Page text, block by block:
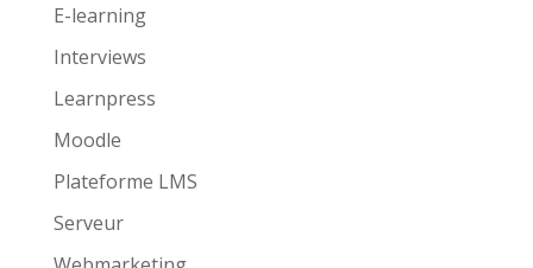
E-learning
Interviews
Learnpress
Moodle
Plateforme LMS
Serveur